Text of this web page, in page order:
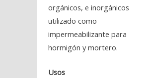
orgánicos, e inorgánicos
utilizado como
impermeabilizante para
hormigón y mortero.
Usos